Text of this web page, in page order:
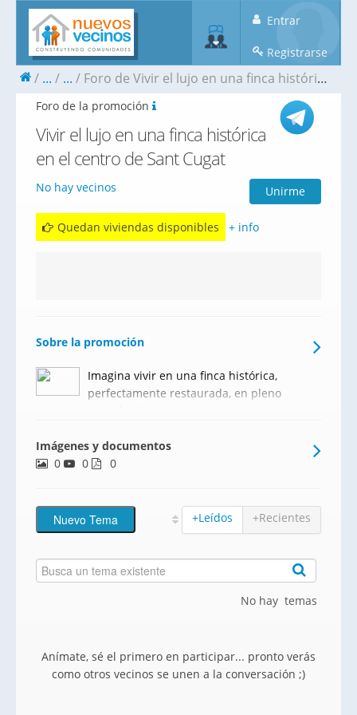
Entrar
Registrarse
... ... Foro de Vivir el lujo en una finca histórica en el centro de Sant Cugat
Foro de la promoción
Vivir el lujo en una finca histórica
en el centro de Sant Cugat
No hay vecinos Unirme
Quedan viviendas disponibles + info
Sobre la promoción
Imagina vivir en una finca histórica,
perfectamente restaurada, en pleno
dos casas adosadas de lujo que hemos
diseñado pensando en la comodidad y
Imágenes y documentos
0
0 0
+Leídos +Recientes
No hay temas
Anímate, sé el primero en participar... pronto verás
como otros vecinos se unen a la conversación ;)